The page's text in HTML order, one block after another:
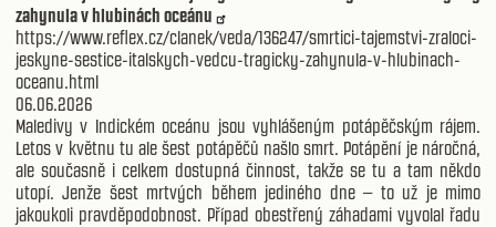
zahynula v hlubinách oceánu
https://www.reflex.cz/clanek/veda/136247/smrtici-tajemstvi-zraloci-
jeskyne-sestice-italskych-vedcu-tragicky-zahynula-v-hlubinach-
oceanu.html
06.06.2026
Maledivy v Indickém oceánu jsou vyhlášeným potápěčským rájem.
Letos v květnu tu ale šest potápěčů našlo smrt. Potápění je náročná,
ale současně i celkem dostupná činnost, takže se tu a tam někdo
utopí. Jenže šest mrtvých během jediného dne – to už je mimo
jakoukoli pravděpodobnost. Případ obestřený záhadami vyvolal řadu